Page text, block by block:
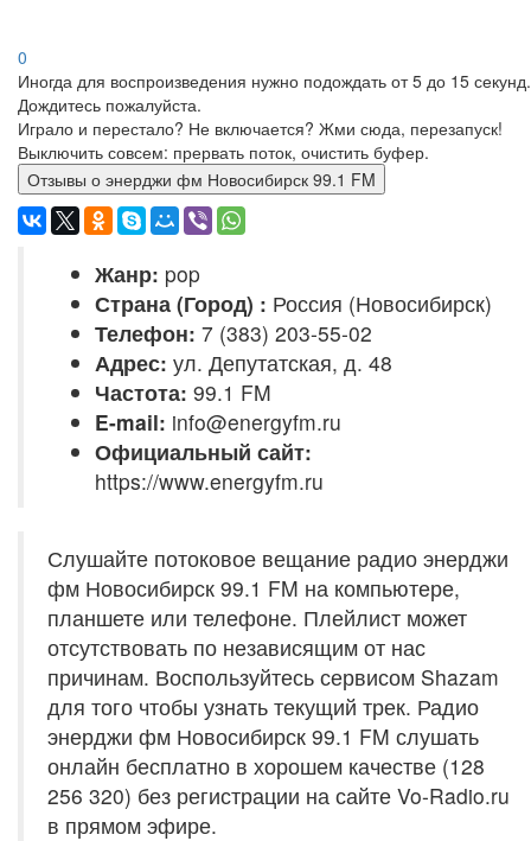
0
Иногда для воспроизведения нужно подождать от 5 до 15 секунд.
Дождитесь пожалуйста.
Играло и перестало? Не включается? Жми сюда, перезапуск!
Выключить совсем: прервать поток, очистить буфер.
Отзывы о энерджи фм Новосибирск 99.1 FM
Жанр: pop
Страна (Город) : Россия (Новосибирск)
Телефон: 7 (383) 203-55-02
Адрес: ул. Депутатская, д. 48
Частота: 99.1 FM
E-mail: info@energyfm.ru
Официальный сайт:
https://www.energyfm.ru
Слушайте потоковое вещание радио энерджи
фм Новосибирск 99.1 FM на компьютере,
планшете или телефоне. Плейлист может
отсутствовать по независящим от нас
причинам. Воспользуйтесь сервисом Shazam
для того чтобы узнать текущий трек. Радио
энерджи фм Новосибирск 99.1 FM слушать
онлайн бесплатно в хорошем качестве (128
256 320) без регистрации на сайте Vo-Radio.ru
в прямом эфире.